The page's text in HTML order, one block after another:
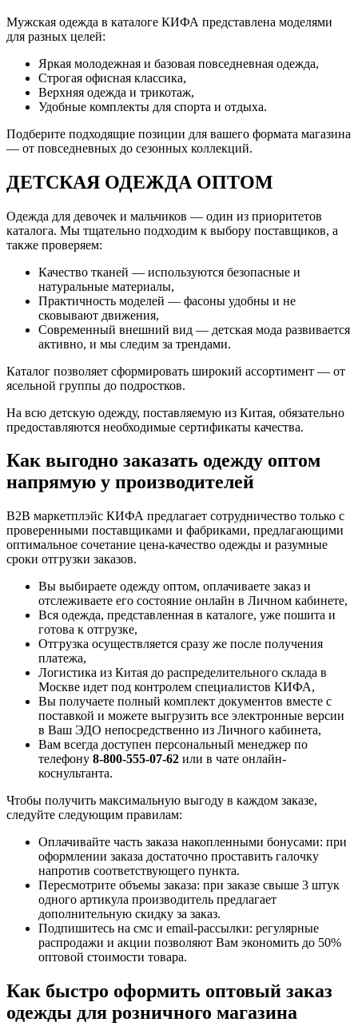
Мужская одежда в каталоге КИФА представлена моделями
для разных целей:
Яркая молодежная и базовая повседневная одежда,
Строгая офисная классика,
Верхняя одежда и трикотаж,
Удобные комплекты для спорта и отдыха.
Подберите подходящие позиции для вашего формата магазина
— от повседневных до сезонных коллекций.
ДЕТСКАЯ ОДЕЖДА ОПТОМ
Одежда для девочек и мальчиков — один из приоритетов
каталога. Мы тщательно подходим к выбору поставщиков, а
также проверяем:
Качество тканей — используются безопасные и
натуральные материалы,
Практичность моделей — фасоны удобны и не
сковывают движения,
Современный внешний вид — детская мода развивается
активно, и мы следим за трендами.
Каталог позволяет сформировать широкий ассортимент — от
ясельной группы до подростков.
На всю детскую одежду, поставляемую из Китая, обязательно
предоставляются необходимые сертификаты качества.
Как выгодно заказать одежду оптом
напрямую у производителей
B2B маркетплэйс КИФА предлагает сотрудничество только с
проверенными поставщиками и фабриками, предлагающими
оптимальное сочетание цена-качество одежды и разумные
сроки отгрузки заказов.
Вы выбираете одежду оптом, оплачиваете заказ и
отслеживаете его состояние онлайн в Личном кабинете,
Вся одежда, представленная в каталоге, уже пошита и
готова к отгрузке,
Отгрузка осуществляется сразу же после получения
платежа,
Логистика из Китая до распределительного склада в
Москве идет под контролем специалистов КИФА,
Вы получаете полный комплект документов вместе с
поставкой и можете выгрузить все электронные версии
в Ваш ЭДО непосредственно из Личного кабинета,
Вам всегда доступен персональный менеджер по
телефону 8-800-555-07-62 или в чате онлайн-
коснультанта.
Чтобы получить максимальную выгоду в каждом заказе,
следуйте следующим правилам:
Оплачивайте часть заказа накопленными бонусами: при
оформлении заказа достаточно проставить галочку
напротив соответствующего пункта.
Пересмотрите объемы заказа: при заказе свыше 3 штук
одного артикула производитель предлагает
дополнительную скидку за заказ.
Подпишитесь на смс и email-рассылки: регулярные
распродажи и акции позволяют Вам экономить до 50%
оптовой стоимости товара.
Как быстро оформить оптовый заказ
одежды для розничного магазина